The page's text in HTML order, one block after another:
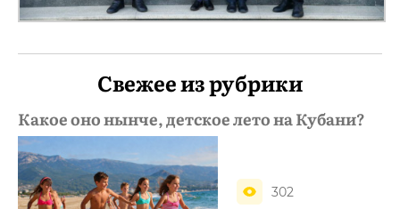
Свежее из рубрики
Какое оно нынче, детское лето на Кубани?
302